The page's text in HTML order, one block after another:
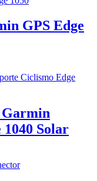
GPS Edge
Garmin
Solar